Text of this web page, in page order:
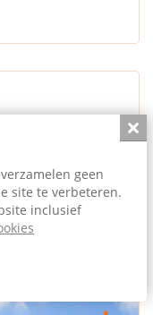
geen
site te verbeteren.
inclusief